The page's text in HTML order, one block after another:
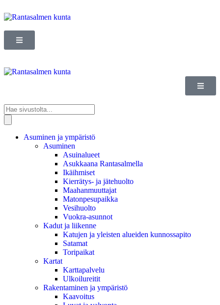
Asuminen ja ympäristö
Asuminen
Asuinalueet
Asukkaana Rantasalmella
Ikäihmiset
Kierrätys- ja jätehuolto
Maahanmuuttajat
Matonpesupaikka
Vesihuolto
Vuokra-asunnot
Kadut ja liikenne
Katujen ja yleisten alueiden kunnossapito
Satamat
Toripaikat
Kartat
Karttapalvelu
Ulkoilureitit
Rakentaminen ja ympäristö
Kaavoitus